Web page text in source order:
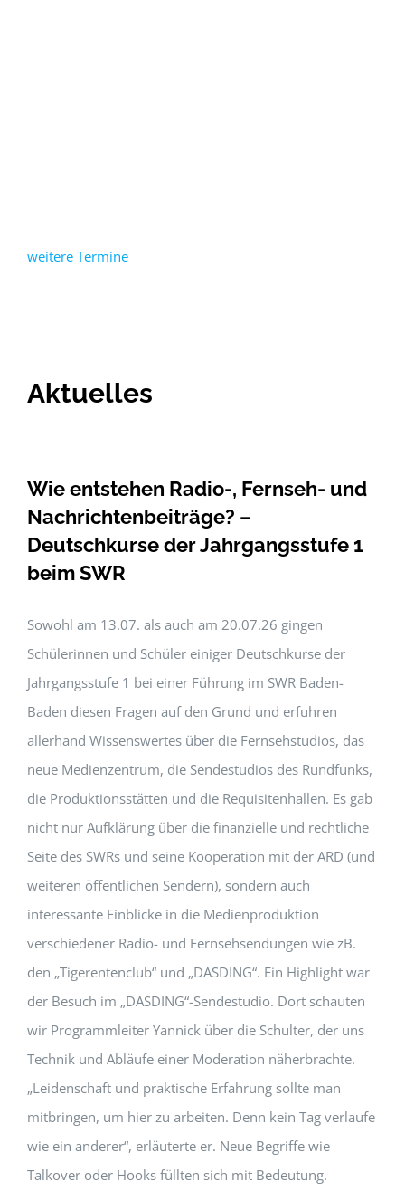
weitere Termine
Aktuelles
Wie entstehen Radio-, Fernseh- und
Nachrichtenbeiträge? –
Deutschkurse der Jahrgangsstufe 1
beim SWR
Sowohl am 13.07. als auch am 20.07.26 gingen
Schülerinnen und Schüler einiger Deutschkurse der
Jahrgangsstufe 1 bei einer Führung im SWR Baden-
Baden diesen Fragen auf den Grund und erfuhren
allerhand Wissenswertes über die Fernsehstudios, das
neue Medienzentrum, die Sendestudios des Rundfunks,
die Produktionsstätten und die Requisitenhallen. Es gab
nicht nur Aufklärung über die finanzielle und rechtliche
Seite des SWRs und seine Kooperation mit der ARD (und
weiteren öffentlichen Sendern), sondern auch
interessante Einblicke in die Medienproduktion
verschiedener Radio- und Fernsehsendungen wie zB.
den „Tigerentenclub“ und „DASDING“. Ein Highlight war
der Besuch im „DASDING“-Sendestudio. Dort schauten
wir Programmleiter Yannick über die Schulter, der uns
Technik und Abläufe einer Moderation näherbrachte.
„Leidenschaft und praktische Erfahrung sollte man
mitbringen, um hier zu arbeiten. Denn kein Tag verlaufe
wie ein anderer“, erläuterte er. Neue Begriffe wie
Talkover oder Hooks füllten sich mit Bedeutung.